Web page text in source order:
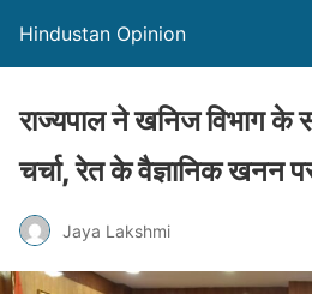
Hindustan Opinion
राज्यपाल ने खनिज विभाग के
चर्चा, रेत के वैज्ञानिक खनन
Jaya Lakshmi